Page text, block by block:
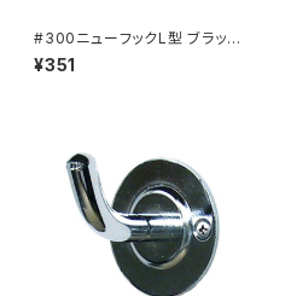
#300ニューフックL型 ブラック
ブラック（901-1553）
¥351